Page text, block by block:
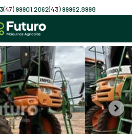
(47) 99901.2062(43) 99962.8998